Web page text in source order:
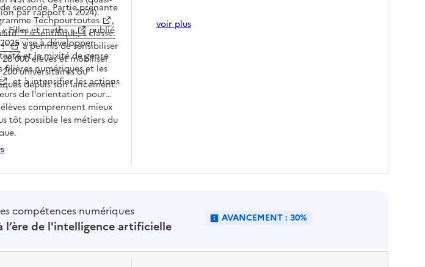
seconde. Partie prenante
Techpourtoutes
,
"1 scientifique, 1 classe:
a permis de sensibiliser
28 000 élèves et mobiliser
universitaires ou
depuis son lancement.
par rapport à 2024).
Filles et maths »
publié
vise à développer
et la mixité de genre
filières numériques et les
, et à intensifier les actions
de l’orientation pour
comprennent mieux
tôt possible les métiers du
voir plus
compétences numériques
l’ère de l'intelligence artificielle AVANCEMENT : 30%